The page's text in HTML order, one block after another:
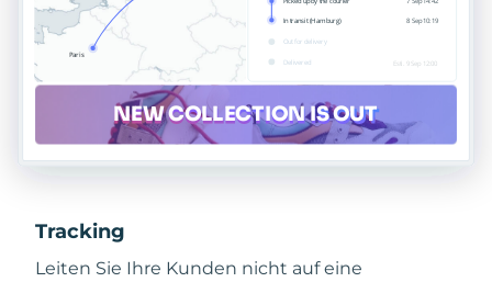
Tracking
Leiten Sie Ihre Kunden nicht auf eine